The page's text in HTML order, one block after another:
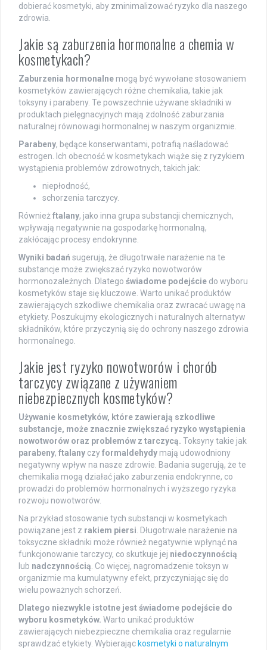
dobierać kosmetyki, aby zminimalizować ryzyko dla naszego
zdrowia.
Jakie są zaburzenia hormonalne a chemia w
kosmetykach?
Zaburzenia hormonalne mogą być wywołane stosowaniem
kosmetyków zawierających różne chemikalia, takie jak
toksyny i parabeny. Te powszechnie używane składniki w
produktach pielęgnacyjnych mają zdolność zaburzania
naturalnej równowagi hormonalnej w naszym organizmie.
Parabeny, będące konserwantami, potrafią naśladować
estrogen. Ich obecność w kosmetykach wiąże się z ryzykiem
wystąpienia problemów zdrowotnych, takich jak:
niepłodność,
schorzenia tarczycy.
Równieżftalany, jako inna grupa substancji chemicznych,
wpływają negatywnie na gospodarkę hormonalną,
zakłócając procesy endokrynne.
Wyniki badań sugerują, że długotrwałe narażenie na te
substancje może zwiększać ryzyko nowotworów
hormonozależnych. Dlatego świadome podejście do wyboru
kosmetyków staje się kluczowe. Warto unikać produktów
zawierających szkodliwe chemikalia oraz zwracać uwagę na
etykiety. Poszukujmy ekologicznych i naturalnych alternatyw
składników, które przyczynią się do ochrony naszego zdrowia
hormonalnego.
Jakie jest ryzyko nowotworów i chorób
tarczycy związane z używaniem
niebezpiecznych kosmetyków?
Używanie kosmetyków, które zawierają szkodliwe
substancje, może znacznie zwiększać ryzyko wystąpienia
nowotworów oraz problemów z tarczycą. Toksyny takie jak
parabeny, ftalany czyformaldehydy mają udowodniony
negatywny wpływ na nasze zdrowie. Badania sugerują, że te
chemikalia mogą działać jako zaburzenia endokrynne, co
prowadzi do problemów hormonalnych i wyższego ryzyka
rozwoju nowotworów.
Na przykład stosowanie tych substancji w kosmetykach
powiązane jest z rakiem piersi. Długotrwałe narażenie na
toksyczne składniki może również negatywnie wpłynąć na
funkcjonowanie tarczycy, co skutkuje jej niedoczynnością
lub nadczynnością. Co więcej, nagromadzenie toksyn w
organizmie ma kumulatywny efekt, przyczyniając się do
wielu poważnych schorzeń.
Dlatego niezwykle istotne jest świadome podejście do
wyboru kosmetyków. Warto unikać produktów
zawierających niebezpieczne chemikalia oraz regularnie
sprawdzać etykiety. Wybierając kosmetyki o naturalnym